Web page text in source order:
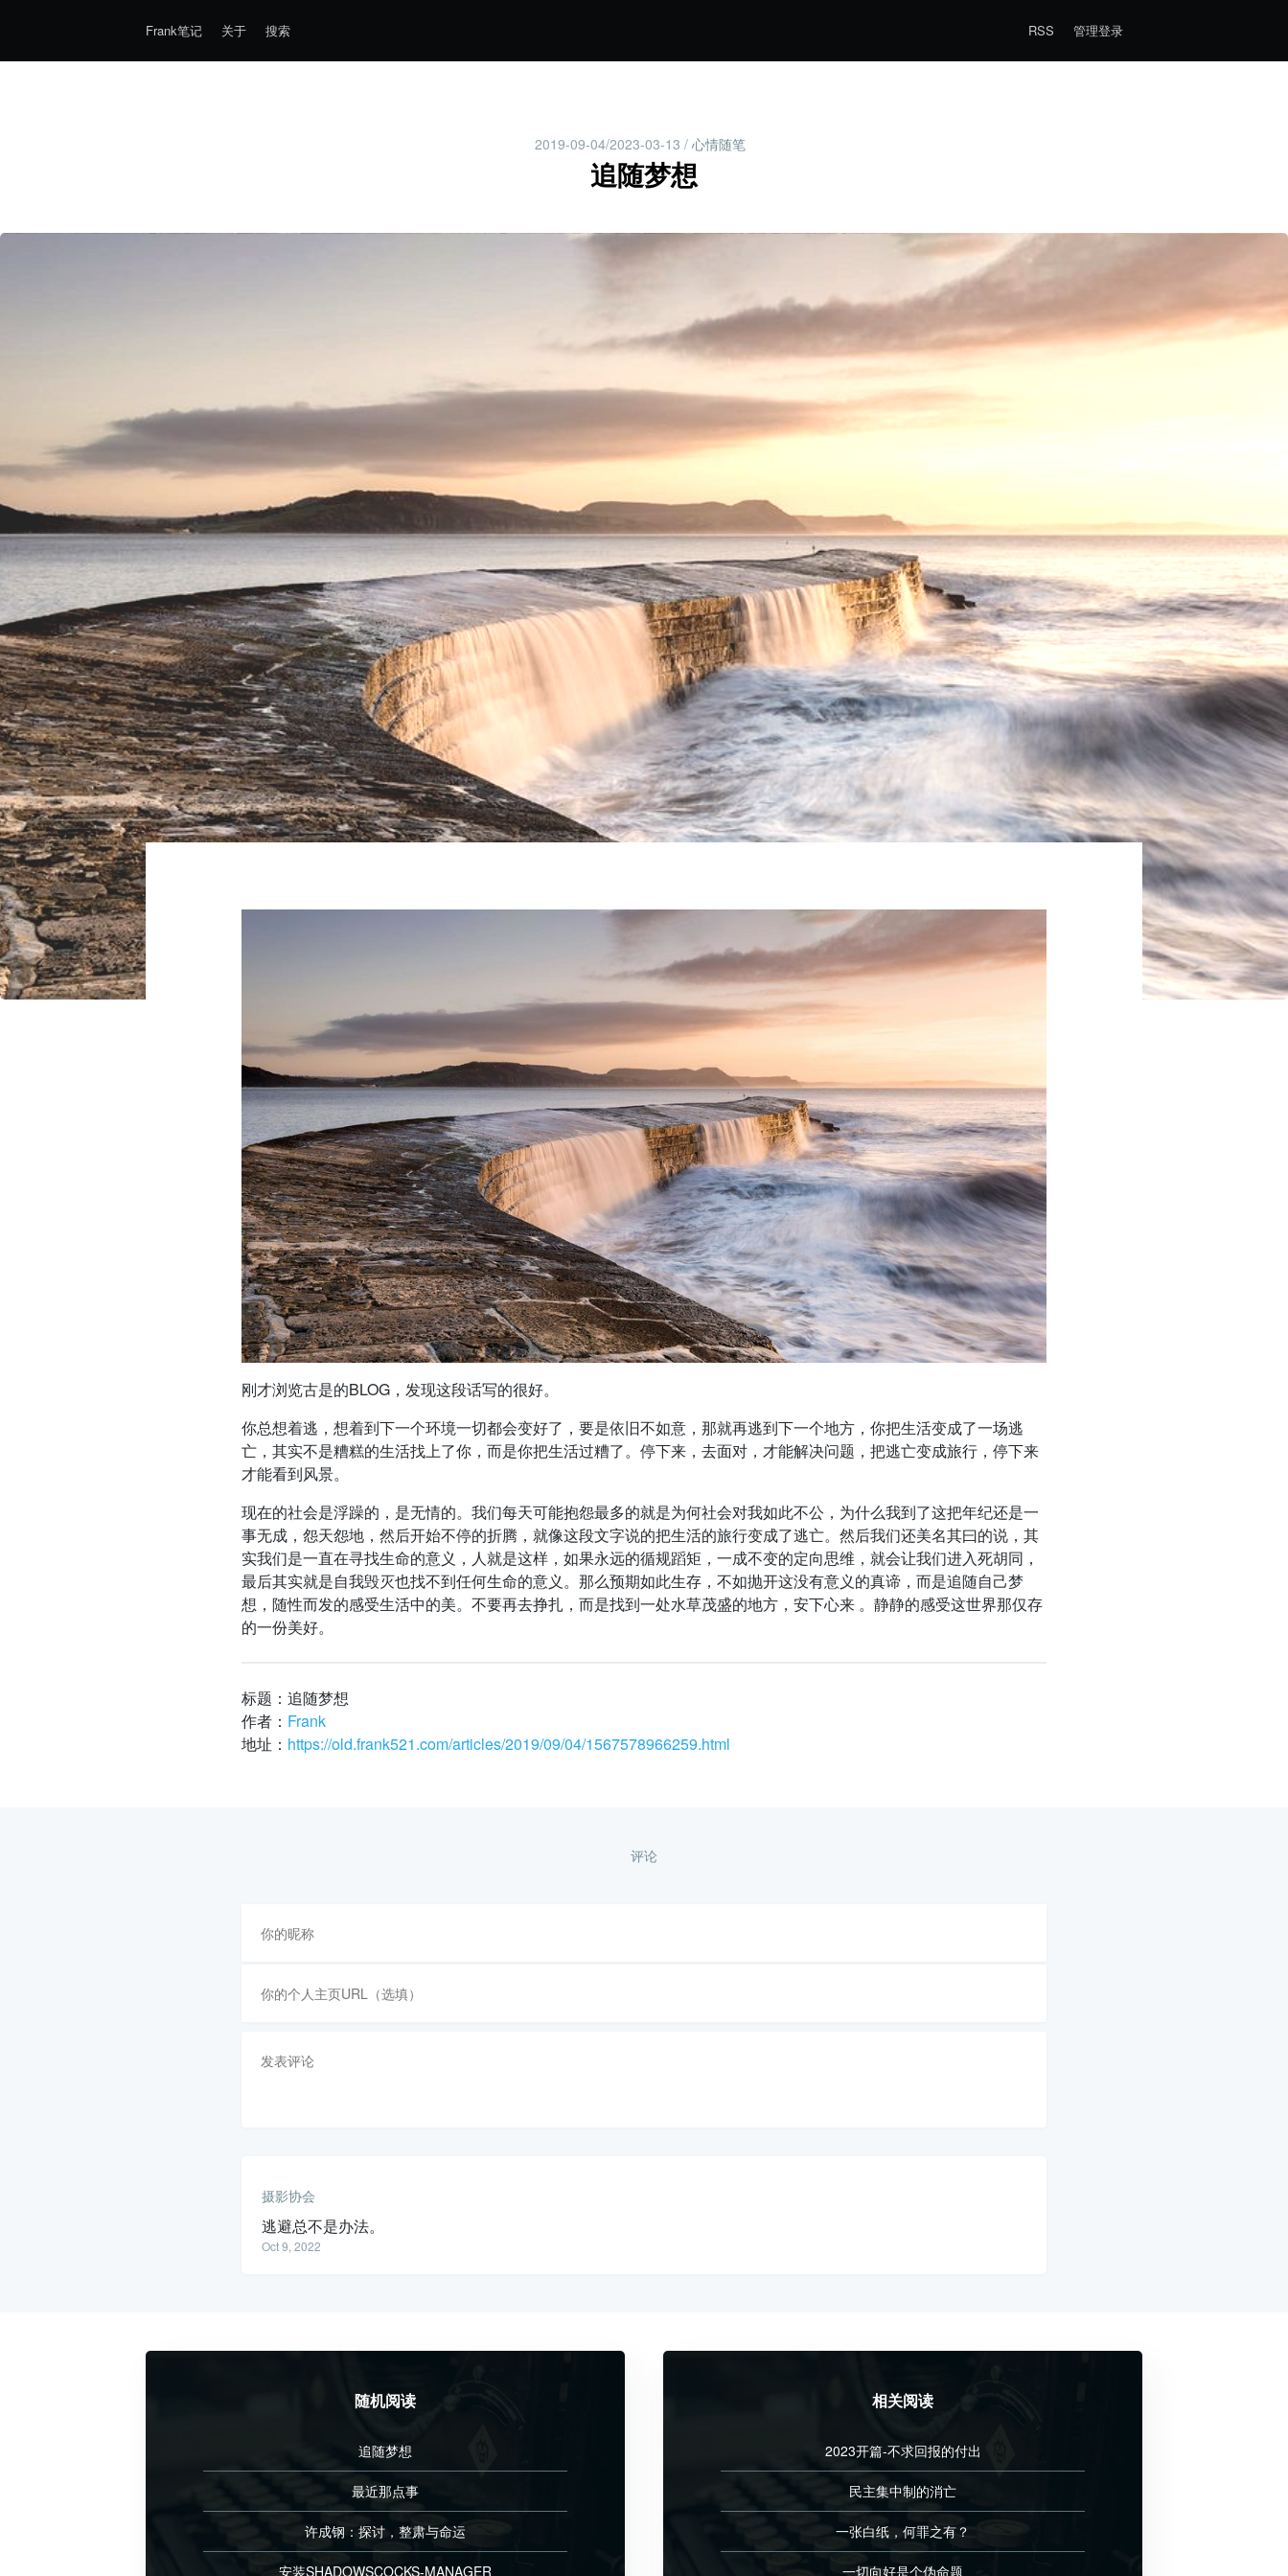
Frank笔记 关于 搜索 RSS 管理登录
2019-09-04/2023-03-13 / 心情随笔
追随梦想
刚才浏览古是的BLOG，发现这段话写的很好。
你总想着逃，想着到下一个环境一切都会变好了，要是依旧不如意，那就再逃到下一个地方，你把生活变成了一场逃
亡，其实不是糟糕的生活找上了你，而是你把生活过糟了。停下来，去面对，才能解决问题，把逃亡变成旅行，停下来
才能看到风景。
现在的社会是浮躁的，是无情的。我们每天可能抱怨最多的就是为何社会对我如此不公，为什么我到了这把年纪还是一
事无成，怨天怨地，然后开始不停的折腾，就像这段文字说的把生活的旅行变成了逃亡。然后我们还美名其曰的说，其
实我们是一直在寻找生命的意义，人就是这样，如果永远的循规蹈矩，一成不变的定向思维，就会让我们进入死胡同，
最后其实就是自我毁灭也找不到任何生命的意义。那么预期如此生存，不如抛开这没有意义的真谛，而是追随自己梦
想，随性而发的感受生活中的美。不要再去挣扎，而是找到一处水草茂盛的地方，安下心来 。静静的感受这世界那仅存
的一份美好。
标题：追随梦想
作者： Frank
地址： https://old.frank521.com/articles/2019/09/04/1567578966259.html
评论
摄影协会
逃避总不是办法。
Oct 9, 2022
随机阅读
追随梦想
最近那点事
许成钢：探讨，整肃与命运
安装SHADOWSCOCKS-MANAGER
相关阅读
2023开篇-不求回报的付出
民主集中制的消亡
一张白纸，何罪之有？
一切向好是个伪命题